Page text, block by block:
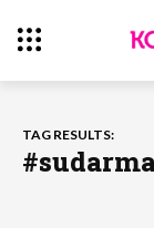
TAG RESULTS: